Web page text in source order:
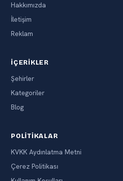
Hakkımızda
İletişim
Reklam
İÇERIKLER
Şehirler
Kategoriler
Blog
POLITIKALAR
KVKK Aydınlatma Metni
Çerez Politikası